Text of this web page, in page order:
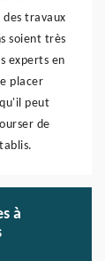
travaux
soient très
experts en
placer
peut
de
à